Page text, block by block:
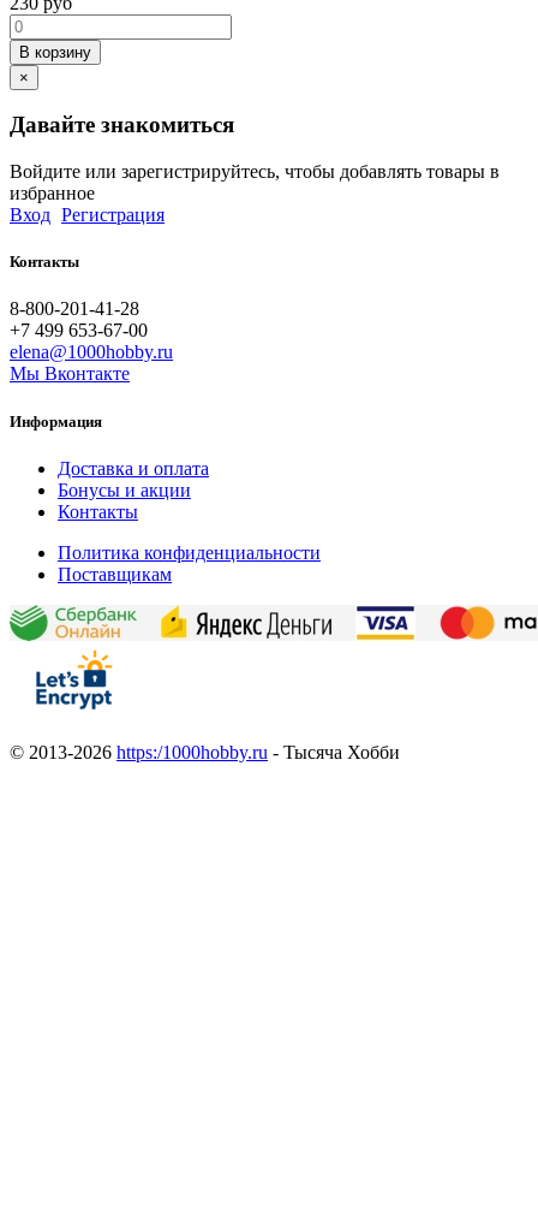
В корзину
×
Давайте знакомиться
Войдите или зарегистрируйтесь, чтобы добавлять товары в
избранное
Вход Регистрация
Контакты
8-800-201-41-28
+7 499 653-67-00
elena@1000hobby.ru
Мы Вконтакте
Информация
Доставка и оплата
Бонусы и акции
Контакты
Политика конфиденциальности
Поставщикам
© 2013-2026 https:/1000hobby.ru - Тысяча Хобби